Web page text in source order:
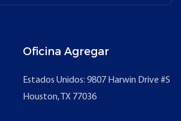
Oficina Agregar
Estados Unidos: 9807 Harwin Drive #S
Houston, TX 77036